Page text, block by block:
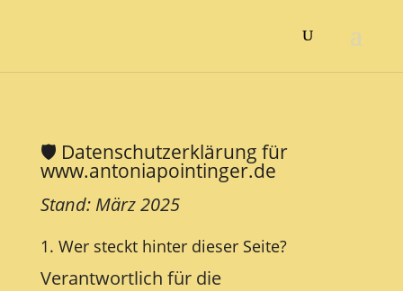
🛡️ Datenschutzerklärung für
www.antoniapointinger.de
Stand: März 2025
1. Wer steckt hinter dieser Seite?
Verantwortlich für die